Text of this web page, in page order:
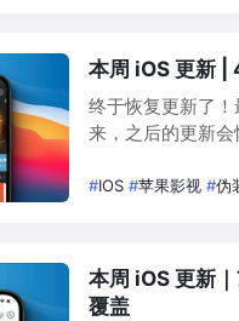
本周 iOS 更新 |
终于恢复更新了
来，之后的更新
如下载时提示…
#IOS #苹果影视 #伪
本周 iOS 更新
覆盖